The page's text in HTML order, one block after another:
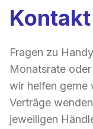
Kontakt
Fragen zu
Monatsrate
wir helfen gerne
Verträge
jeweiligen